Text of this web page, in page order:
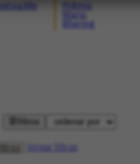
Bhering
filtros
filtros limpar filtros